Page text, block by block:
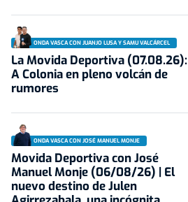
ONDA VASCA CON JUANJO LUSA Y SAMU VALCÁRCEL
La Movida Deportiva (07.08.26):
A Colonia en pleno volcán de
rumores
ONDA VASCA CON JOSÉ MANUEL MONJE
Movida Deportiva con José
Manuel Monje (06/08/26) | El
nuevo destino de Julen